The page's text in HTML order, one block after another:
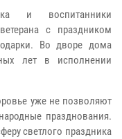
и воспитанники
с праздником
Во дворе дома
лет в исполнении
уже не позволяют
празднования.
светлого праздника